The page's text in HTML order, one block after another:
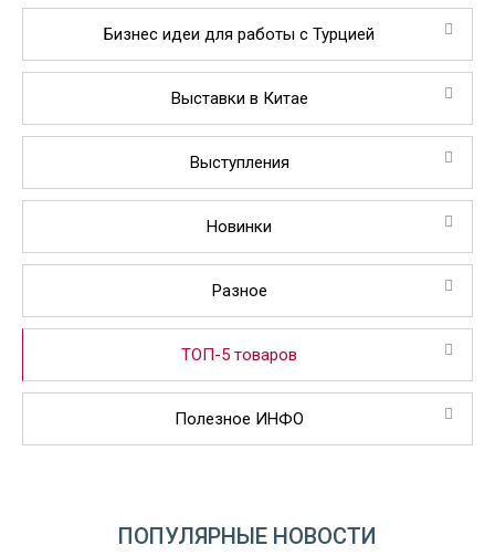
Бизнес идеи для работы с Турцией
Выставки в Китае
Выступления
Новинки
Разное
ТОП-5 товаров
Полезное ИНФО
ПОПУЛЯРНЫЕ НОВОСТИ